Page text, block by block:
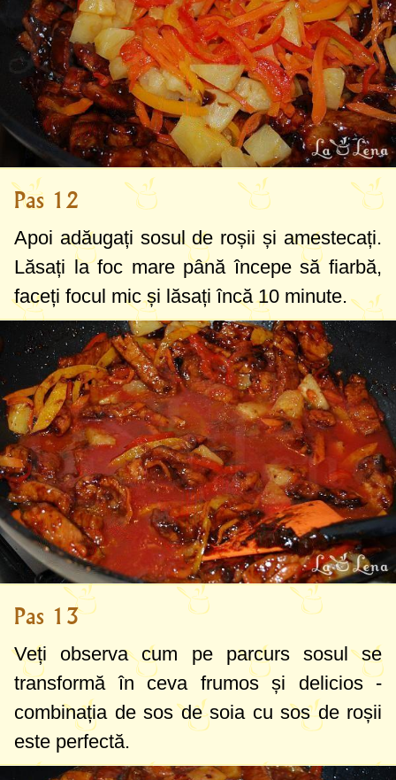
Pas 12
Apoi adăugați sosul de roșii și amestecați.
Lăsați la foc mare până începe să fiarbă,
faceți focul mic și lăsați încă 10 minute.
Pas 13
Veți observa cum pe parcurs sosul se
transformă în ceva frumos și delicios -
combinația de sos de soia cu sos de roșii
este perfectă.